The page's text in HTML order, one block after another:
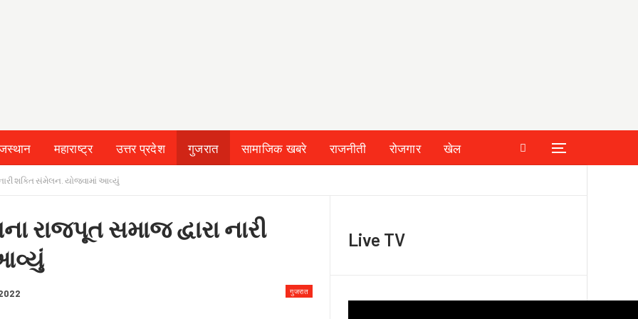
महाराष्ट्र उत्तर प्रदेश गुजरात सामाजिक खबरे राजनीती रोजगार
खेल
& CONDITION
નારી શક્તિ સંમેલન. યોજવામાં આવ્યું
રાજપૂત સમાજ દ્વારા નારી
गुजरात
Live TV